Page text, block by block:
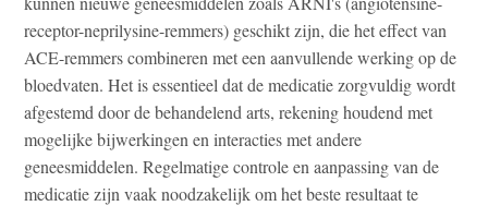
receptor-neprilysine-remmers) geschikt zijn, die het effect van
ACE-remmers combineren met een aanvullende werking op de
bloedvaten. Het is essentieel dat de medicatie zorgvuldig wordt
afgestemd door de behandelend arts, rekening houdend met
mogelijke bijwerkingen en interacties met andere
geneesmiddelen. Regelmatige controle en aanpassing van de
medicatie zijn vaak noodzakelijk om het beste resultaat te